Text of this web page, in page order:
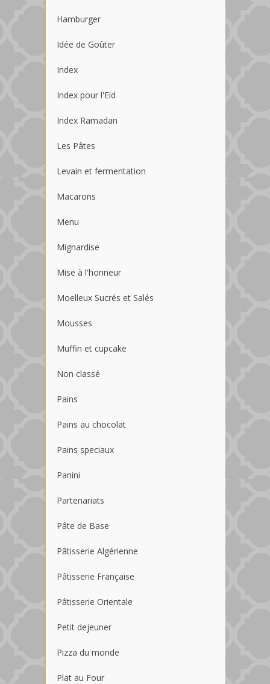
Hamburger
Idée de Goûter
Index
Index pour l'Eid
Index Ramadan
Les Pâtes
Levain et fermentation
Macarons
Menu
Mignardise
Mise à l'honneur
Moelleux Sucrés et Salés
Mousses
Muffin et cupcake
Non classé
Pains
Pains au chocolat
Pains speciaux
Panini
Partenariats
Pâte de Base
Pâtisserie Algérienne
Pâtisserie Française
Pâtisserie Orientale
Petit dejeuner
Pizza du monde
Plat au Four